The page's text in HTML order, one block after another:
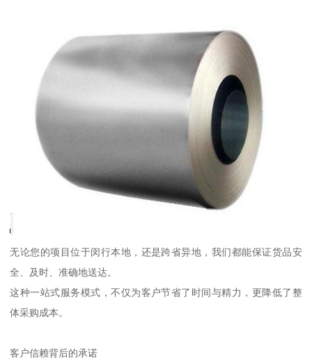
无论您的项目位于闵行本地，还是跨省异地，我们都能保证货品安
全、及时、准确地送达。
这种一站式服务模式，不仅为客户节省了时间与精力，更降低了整
体采购成本。
客户信赖背后的承诺